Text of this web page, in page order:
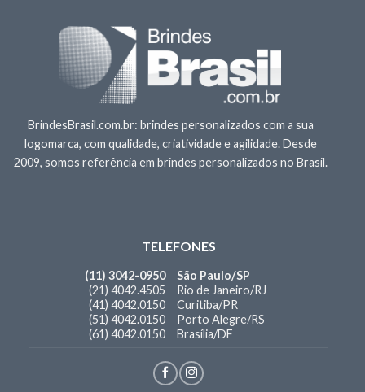
BrindesBrasil.com.br: brindes personalizados com a sua
logomarca, com qualidade, criatividade e agilidade. Desde
2009, somos referência em brindes personalizados no Brasil.
TELEFONES
(11) 3042-0950
(21) 4042.4505
(41) 4042.0150
(51) 4042.0150
(61) 4042.0150
São Paulo/SP
Rio de Janeiro/RJ
Curitiba/PR
Porto Alegre/RS
Brasília/DF